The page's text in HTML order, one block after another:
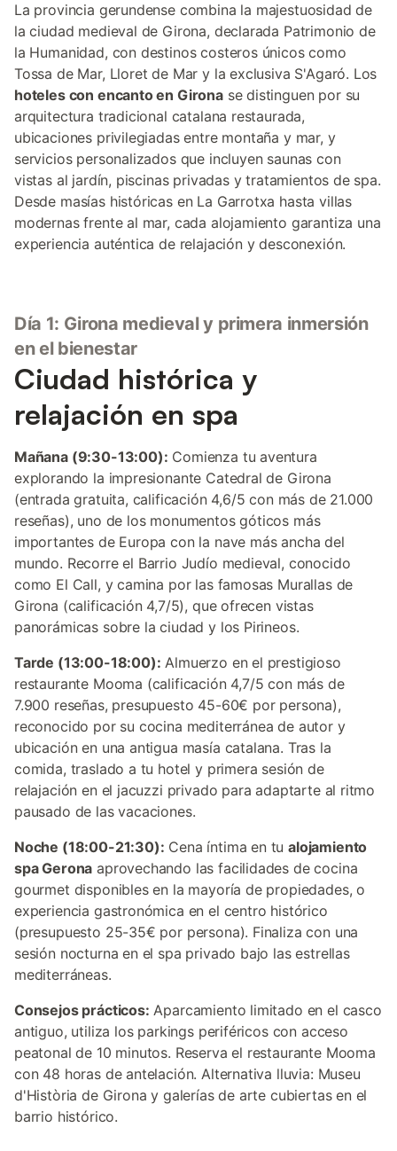
La provincia gerundense combina la majestuosidad de
la ciudad medieval de Girona, declarada Patrimonio de
la Humanidad, con destinos costeros únicos como
Tossa de Mar, Lloret de Mar y la exclusiva S'Agaró. Los
hoteles con encanto en Gironase distinguen por su
arquitectura tradicional catalana restaurada,
ubicaciones privilegiadas entre montaña y mar, y
servicios personalizados que incluyen saunas con
vistas al jardín, piscinas privadas y tratamientos de spa.
Desde masías históricas en La Garrotxa hasta villas
modernas frente al mar, cada alojamiento garantiza una
experiencia auténtica de relajación y desconexión.
Día 1: Girona medieval y primera inmersión
en el bienestar
Ciudad histórica y
relajación en spa
Mañana (9:30-13:00): Comienza tu aventura
explorando la impresionante Catedral de Girona
(entrada gratuita, calificación 4,6/5 con más de 21.000
reseñas), uno de los monumentos góticos más
importantes de Europa con la nave más ancha del
mundo. Recorre el Barrio Judío medieval, conocido
como El Call, y camina por las famosas Murallas de
Girona (calificación 4,7/5), que ofrecen vistas
panorámicas sobre la ciudad y los Pirineos.
Tarde (13:00-18:00): Almuerzo en el prestigioso
restaurante Mooma (calificación 4,7/5 con más de
7.900 reseñas, presupuesto 45-60€ por persona),
reconocido por su cocina mediterránea de autor y
ubicación en una antigua masía catalana. Tras la
comida, traslado a tu hotel y primera sesión de
relajación en el jacuzzi privado para adaptarte al ritmo
pausado de las vacaciones.
Noche (18:00-21:30): Cena íntima en tualojamiento
spa Gerona aprovechando las facilidades de cocina
gourmet disponibles en la mayoría de propiedades, o
experiencia gastronómica en el centro histórico
(presupuesto 25-35€ por persona). Finaliza con una
sesión nocturna en el spa privado bajo las estrellas
mediterráneas.
Consejos prácticos: Aparcamiento limitado en el casco
antiguo, utiliza los parkings periféricos con acceso
peatonal de 10 minutos. Reserva el restaurante Mooma
con 48 horas de antelación. Alternativa lluvia: Museu
d'Història de Girona y galerías de arte cubiertas en el
barrio histórico.